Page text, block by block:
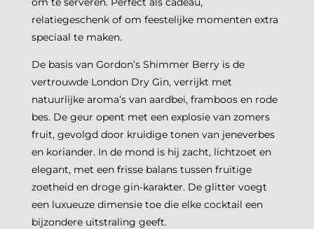
relatiegeschenk of om feestelijke momenten extra
speciaal te maken.
De basis van Gordon’s Shimmer Berry is de
vertrouwde London Dry Gin, verrijkt met
natuurlijke aroma’s van aardbei, framboos en rode
bes. De geur opent met een explosie van zomers
fruit, gevolgd door kruidige tonen van jeneverbes
en koriander. In de mond is hij zacht, lichtzoet en
elegant, met een frisse balans tussen fruitige
zoetheid en droge gin-karakter. De glitter voegt
een luxueuze dimensie toe die elke cocktail een
bijzondere uitstraling geeft.